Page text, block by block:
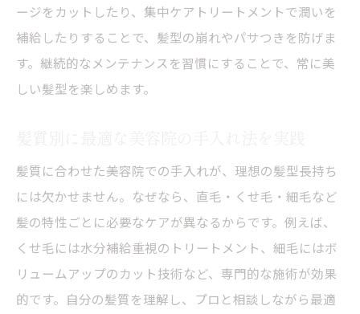
ージをカットしたり、集中ケアトリートメントで潤いを
補給したりすることで、髪型の崩れやパサつきを防げま
す。継続的なメンテナンスを習慣にすることで、常に美
しい髪型を楽しめます。
髪質に合わせた美容院での手入れが、理想の髪型長持ち
には欠かせません。なぜなら、直毛・くせ毛・細毛など
髪の特性ごとに必要なケアが異なるからです。例えば、
くせ毛には水分補給重視のトリートメント、細毛にはボ
リュームアップのカット技術など、専門的な施術が効果
的です。自分の髪質を理解し、プロと相談しながら最適